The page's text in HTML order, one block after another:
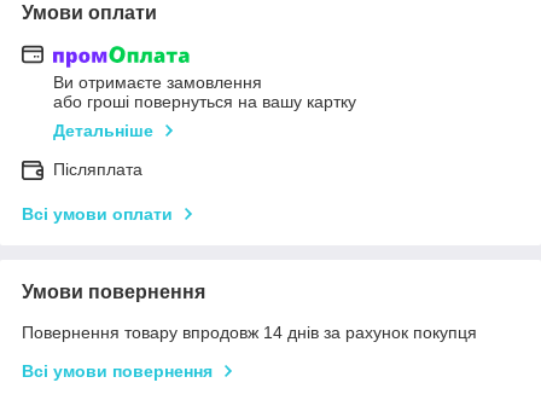
Умови оплати
Ви отримаєте замовлення
або гроші повернуться на вашу картку
Детальніше
Післяплата
Всі умови оплати
Умови повернення
Повернення товару впродовж 14 днів за рахунок покупця
Всі умови повернення